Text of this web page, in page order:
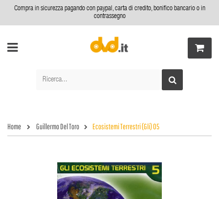
Compra in sicurezza pagando con paypal, carta di credito, bonifico bancario o in
contrassegno
Home Guillermo Del Toro Ecosistemi Terrestri (Gli) 05